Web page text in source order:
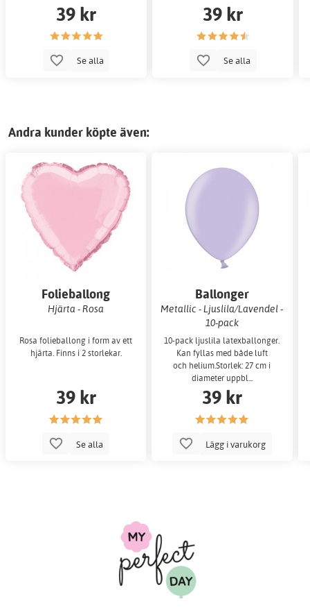
39 kr
Se alla
39 kr
Se alla
Andra kunder köpte även:
Folieballong
Hjärta - Rosa
Rosa folieballong i form av ett
hjärta. Finns i 2 storlekar.
39 kr
Se alla
Ballonger
Metallic - Ljuslila/Lavendel -
10-pack
10-pack ljuslila latexballonger.
Kan fyllas med både luft
och helium.Storlek: 27 cm i
diameter uppbl...
39 kr
Lägg i varukorg